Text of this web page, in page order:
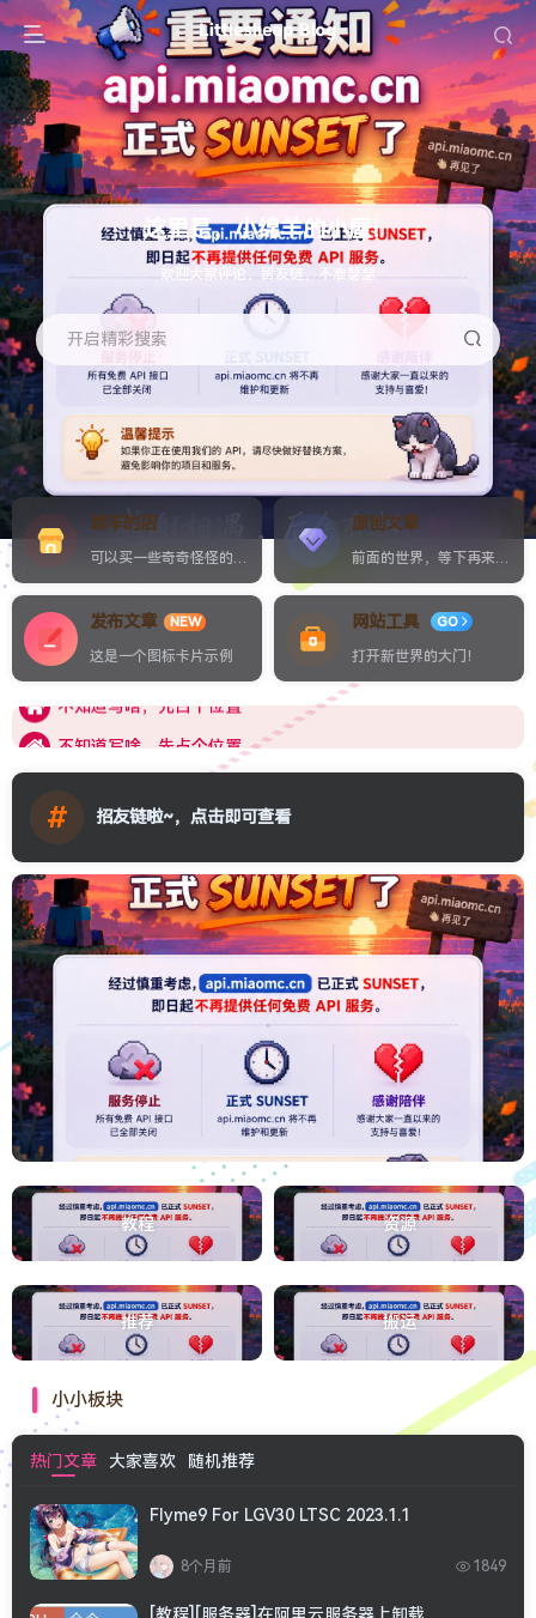
这里是，小绵羊的小屋！
欢迎大家评论，留友链，不准瑟瑟
开启精彩搜索
绵羊的店
可以买一些奇奇怪怪的东西
原创文章
前面的世界，等下再来探索吧
发布文章 NEW
这是一个图标卡片示例
网站工具 GO
打开新世界的大门！
不知道写啥，先占个位置
不知道写啥，先占个位置
# 招友链啦~，点击即可查看
教程 资源
推荐 搬运
小小板块
热门文章 大家喜欢 随机推荐
Flyme9 For LGV30 LTSC 2023.1.1
8个月前 1849
[教程][服务器]在阿里云服务器上卸载